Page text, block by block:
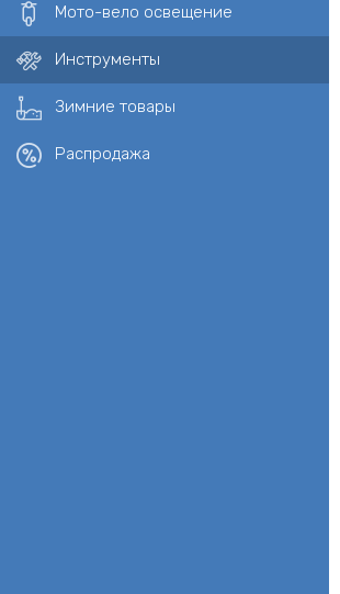
Мото-вело освещение
Инструменты
Зимние товары
Распродажа